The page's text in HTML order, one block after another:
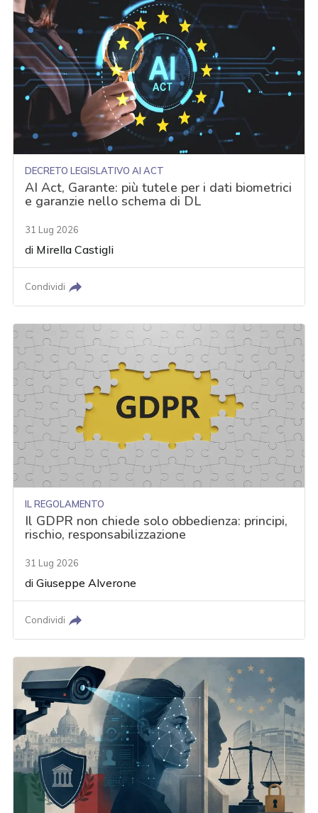
DECRETO LEGISLATIVO AI ACT
AI Act, Garante: più tutele per i dati biometrici
e garanzie nello schema di DL
31 Lug 2026
di Mirella Castigli
Condividi
IL REGOLAMENTO
Il GDPR non chiede solo obbedienza: principi,
rischio, responsabilizzazione
31 Lug 2026
diGiuseppe Alverone
Condividi